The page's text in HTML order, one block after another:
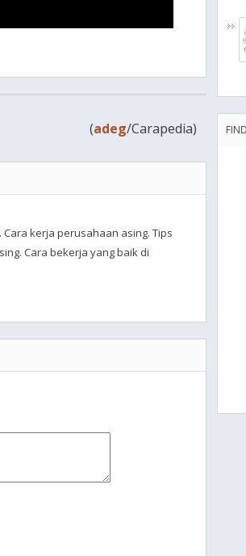
(adeg/Carapedia)
kerja perusahaan asing. Tips
Cara bekerja yang baik di